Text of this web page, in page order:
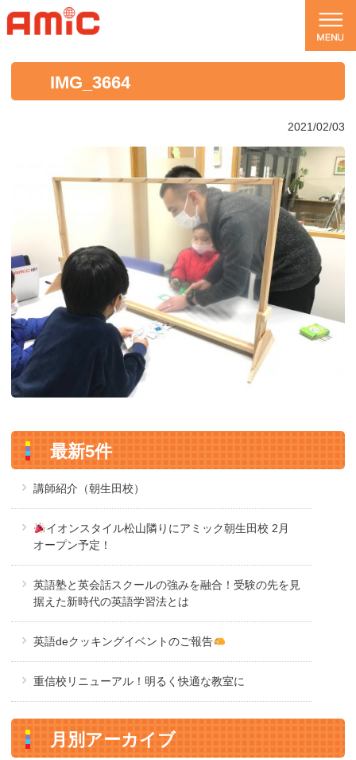
IMG_3664
2021/02/03
最新5件
講師紹介（朝生田校）
イオンスタイル松山隣りにアミック朝生田校 2月
オープン予定！
英語塾と英会話スクールの強みを融合！受験の先を見
据えた新時代の英語学習法とは
英語deクッキングイベントのご報告
重信校リニューアル！明るく快適な教室に
月別アーカイブ